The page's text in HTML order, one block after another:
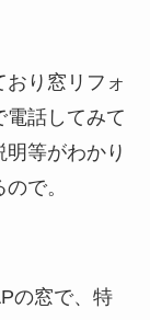
り窓リフォ
電話してみて
等がわかり
で。
の窓で、特